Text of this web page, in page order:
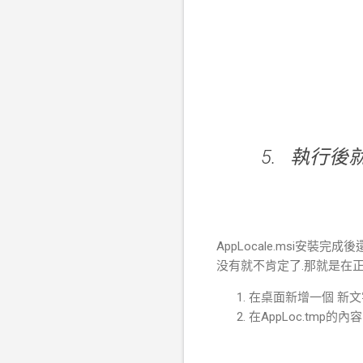
執行後
AppLocale.msi安裝完成後
没有就不肯定了.那就是在
在桌面新增一個 新
在AppLoc.tmp的內